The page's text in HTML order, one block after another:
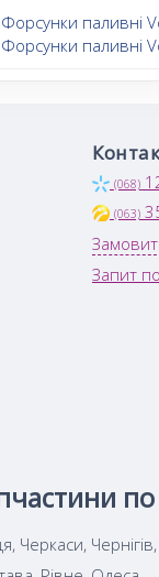
Форсунки паливні
Форсунки паливні
(068)
(063)
Запит
по
Черкаси,